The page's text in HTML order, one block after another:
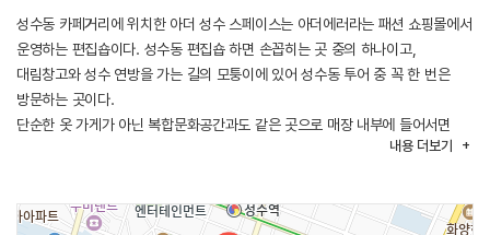
성수동 카페거리에 위치한 아더 성수 스페이스는 아더에러라는 패션 쇼핑몰에서
운영하는 편집숍이다. 성수동 편집숍 하면 손꼽히는 곳 중의 하나이고,
대림창고와 성수 연방을 가는 길의 모퉁이에 있어 성수동 투어 중 꼭 한 번은
방문하는 곳이다.
단순한 옷 가게가 아닌 복합문화공간과도 같은 곳으로 매장 내부에 들어서면
입구에 싱크홀 룸과 아카이브 룸, 우주 공간을 연상시키는 그래비티 룸 디멘션
들어간 집기 디테일, 코발트블루 벽면, 마감이 안 된 듯 깨지고 떨어져 나간
시멘트 바닥과 벽면, 우주선의 침실 공간인 듯한 피팅룸 등 눈길 닿는 모든
내용 더보기